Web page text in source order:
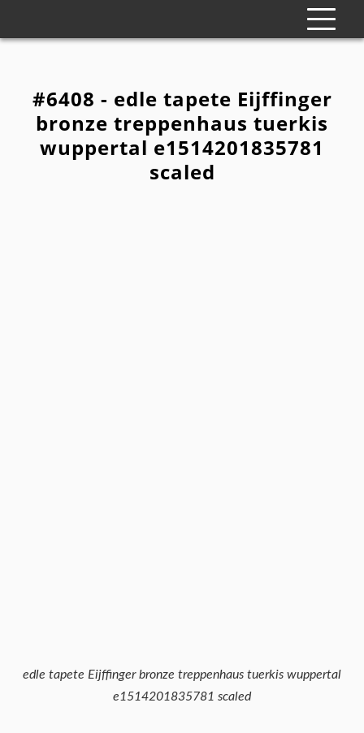
#6408 - edle tapete Eijffinger
bronze treppenhaus tuerkis
wuppertal e1514201835781
scaled
edle tapete Eijffinger bronze treppenhaus tuerkis wuppertal
e1514201835781 scaled